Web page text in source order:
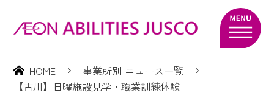
HOME
事業所別 ニュース一覧
【古川】日曜施設見学・職業訓練体験